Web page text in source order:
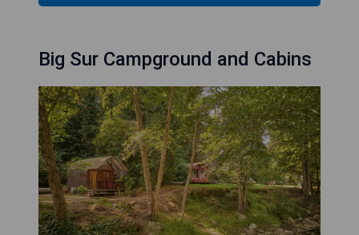
Big Sur Campground and Cabins